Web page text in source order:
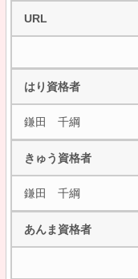
URL
はり資格者
鎌田 千綱
きゅう資格者
鎌田 千綱
あんま資格者